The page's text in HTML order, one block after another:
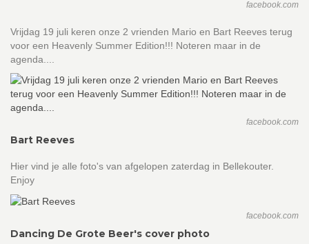
facebook.com
Vrijdag 19 juli keren onze 2 vrienden Mario en Bart Reeves terug
voor een Heavenly Summer Edition!!! Noteren maar in de
agenda....
facebook.com
Bart Reeves
Hier vind je alle foto's van afgelopen zaterdag in Bellekouter.
Enjoy
facebook.com
Dancing De Grote Beer's cover photo